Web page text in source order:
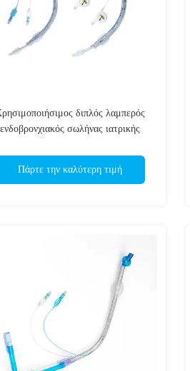
διπλός λαμπερός
ενδοβρονχιακός σωλήνας ιατρικής
Πάρτε την καλύτερη τιμή